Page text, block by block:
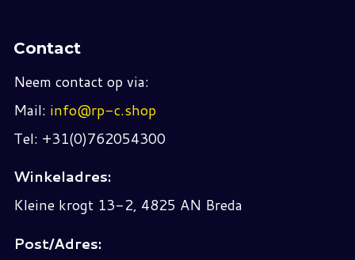
Contact
Neem contact op via:
Mail: info@rp-c.shop
Tel: +31(0)762054300
Winkeladres:
Kleine krogt 13-2, 4825 AN Breda
Post/Adres: